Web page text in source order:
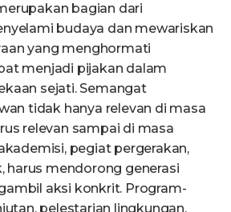
bagian dari
budaya dan mewariskan
yang menghormati
menjadi pijakan dalam
sejati. Semangat
tidak hanya relevan di masa
relevan sampai di masa
pegiat pergerakan,
harus mendorong generasi
aksi konkrit. Program-
pelestarian lingkungan,